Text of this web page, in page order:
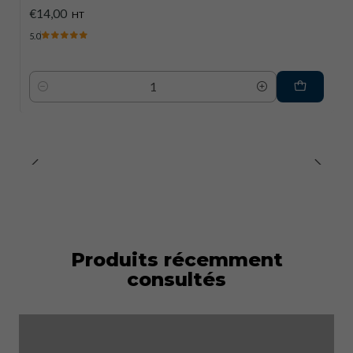
€14,00 HT
5.0
Quantité
Produits récemment
consultés